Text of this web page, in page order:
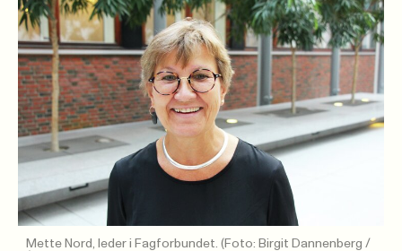
Mette Nord, leder i Fagforbundet.(Foto: Birgit Dannenberg /